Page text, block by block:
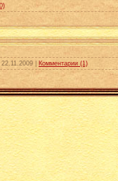
22.11.2009 Комментарии (1)